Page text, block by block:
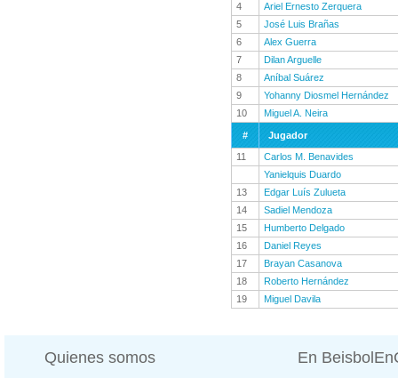
4
Ariel Ernesto Zerquera
5
José Luis Brañas
6
Alex Guerra
7
Dilan Arguelle
8
Aníbal Suárez
9
Yohanny Diosmel Hernández
10
Miguel A. Neira
#
Jugador
11
Carlos M. Benavides
Yanielquis Duardo
13
Edgar Luís Zulueta
14
Sadiel Mendoza
15
Humberto Delgado
16
Daniel Reyes
17
Brayan Casanova
18
Roberto Hernández
19
Miguel Davila
Quienes somos En